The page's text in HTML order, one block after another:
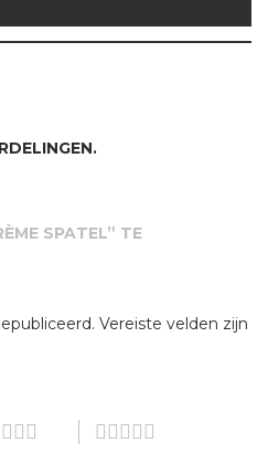
SPATEL” TE
Vereiste velden zijn